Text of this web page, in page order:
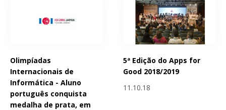
Olimpíadas
Internacionais de
Informática - Aluno
português conquista
medalha de prata, em
5ª Edição do Apps for
Good 2018/2019
11.10.18
Páginas